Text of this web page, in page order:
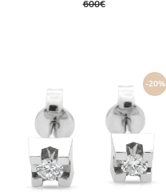
600€
-20%